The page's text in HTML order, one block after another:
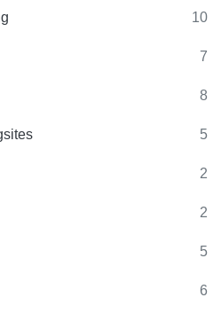
10
7
8
5
2
2
5
6